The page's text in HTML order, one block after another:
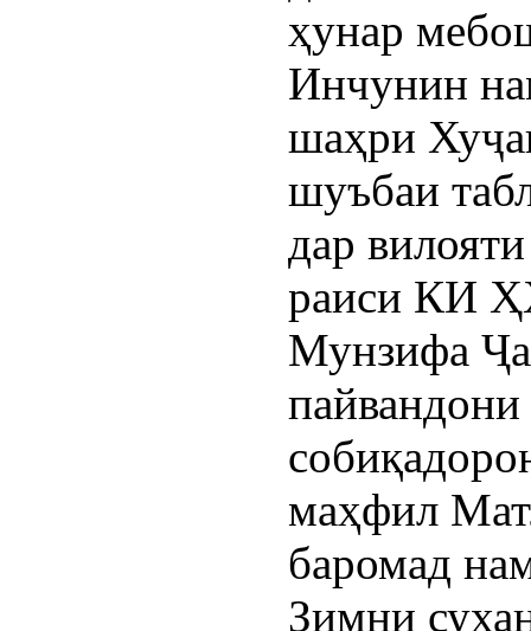
ҳунар
Инчунин
шаҳри
шуъбаи
дар
раиси КИ
Мунзифа
маҳфил
баромад
Зимни